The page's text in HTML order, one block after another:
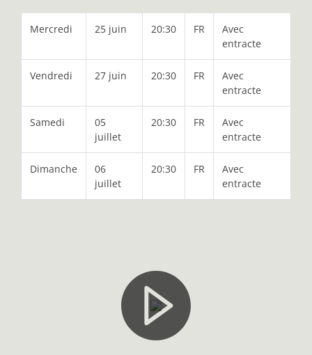
Mercredi 25 juin 20:30 FR
Avec
entracte
Vendredi 27 juin 20:30 FR
Avec
entracte
Samedi
05
juillet
20:30 FR
Avec
entracte
Dimanche
06
juillet
20:30 FR
Avec
entracte